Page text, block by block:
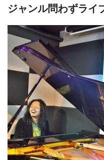
ジャンル問わずライ